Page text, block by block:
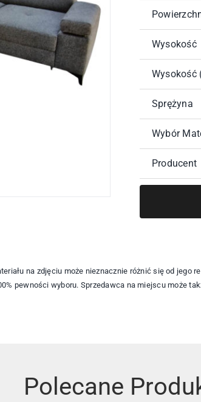
Wysokość
Wysokość
Sprężyna
Wybór
Producent
na zdjęciu może nieznacznie różnić się od jego
pewności wyboru. Sprzedawca na miejscu może
Polecane